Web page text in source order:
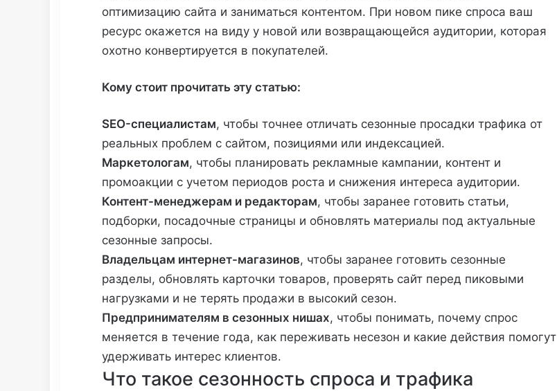
оптимизацию сайта и заниматься контентом. При новом пике спроса ваш
ресурс окажется на виду у новой или возвращающейся аудитории, которая
охотно конвертируется в покупателей.
Кому стоит прочитать эту статью:
SEO-специалистам, чтобы точнее отличать сезонные просадки трафика от
реальных проблем с сайтом, позициями или индексацией.
Маркетологам, чтобы планировать рекламные кампании, контент и
промоакции с учетом периодов роста и снижения интереса аудитории.
Контент-менеджерам и редакторам, чтобы заранее готовить статьи,
подборки, посадочные страницы и обновлять материалы под актуальные
сезонные запросы.
Владельцам интернет-магазинов, чтобы заранее готовить сезонные
разделы, обновлять карточки товаров, проверять сайт перед пиковыми
нагрузками и не терять продажи в высокий сезон.
Предпринимателям в сезонных нишах, чтобы понимать, почему спрос
меняется в течение года, как переживать несезон и какие действия помогут
удерживать интерес клиентов.
Что такое сезонность спроса и трафика